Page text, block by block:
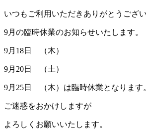
いつもご利用いただきありがとうござい
9月の臨時休業のお知らせいたします。
9月18日 （木）
9月20日 （土）
9月25日 （木）は臨時休業となります
ご迷惑をおかけしますが
よろしくお願いいたします。